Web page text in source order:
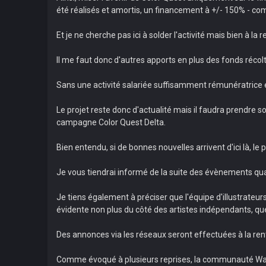
été réalisés et amortis, un financement à +/- 150% -
Et je ne cherche pas ici à solder l'activité mais bien à la
Il me faut donc d'autres apports en plus des fonds
Sans une activité salariée suffisamment rémunératrice
Le projet reste donc d'actualité mais il faudra prendre
campagne Color Quest Delta.
Bien entendu, si de bonnes nouvelles arrivent d'ici là,
Je vous tiendrai informé de la suite des évènements
Je tiens également à préciser que l'équipe
évidente non plus du côté des artistes indépendants,
Des annonces via les réseaux seront effectuées à la
Comme évoqué à plusieurs reprises, la communauté